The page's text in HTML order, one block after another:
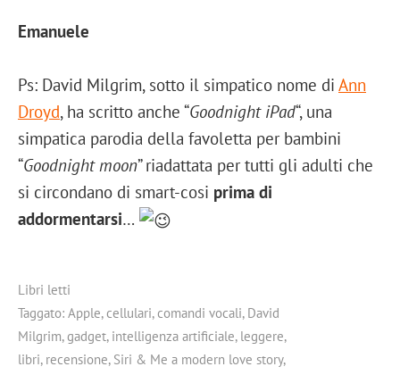
Emanuele
Ps: David Milgrim, sotto il simpatico nome di Ann
Droyd, ha scritto anche “Goodnight iPad“, una
simpatica parodia della favoletta per bambini
“Goodnight moon” riadattata per tutti gli adulti che
si circondano di smart-cosi prima di
addormentarsi…
Libri letti
Taggato: Apple,cellulari,comandi vocali, David
Milgrim,gadget, intelligenza artificiale, leggere,
libri, recensione, Siri & Me a modern love story,